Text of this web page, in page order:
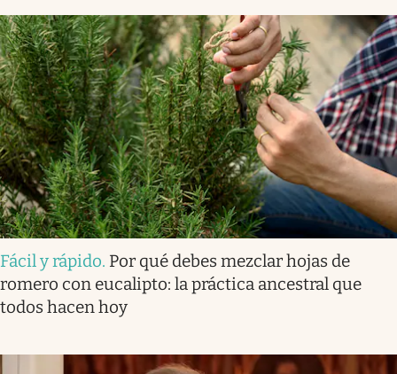
Fácil y rápido. Por qué debes mezclar hojas de
romero con eucalipto: la práctica ancestral que
todos hacen hoy